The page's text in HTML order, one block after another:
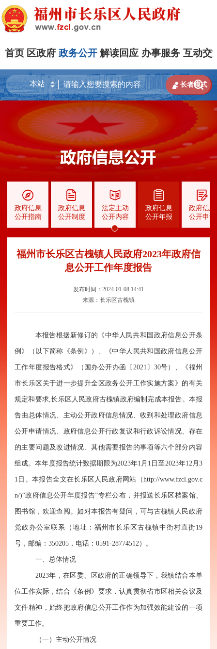
首页 区政府 政务公开 解读回应 办事服务 互动交

 长者模式
政府信息
公开指南
政府信息
公开制度
法定主动
公开内容
政府信息
公开年报
政府信息
公开申请
福州市长乐区古槐镇人民政府2023年政府信
息公开工作年度报告
发布时间：2024-01-08 14:41
来源：长乐区古槐镇
本报告根据新修订的《中华人民共和国政府信息公开条
例》（以下简称《条例》） 、《中华人民共和国政府信息公开
工作年度报告格式》（国办公开办函〔2021〕30号）、 《福州
市长乐区关于进一步提升全区政务公开工作实施方案》的有关
规定和要求,长乐区人民政府古槐镇政府编制完成本报告。本报
告由总体情况、主动公开政府信息情况、收到和处理政府信息
公开申请情况、政府信息公开行政复议和行政诉讼情况、存在
的主要问题及改进情况 、其他需要报告的事项等六个部分内容
组成。本年度报告统计数据期限为2023年1月1日至2023年12月3
1日。本报告全文在长乐区人民政府网站（http://www.fzcl.gov.c
n/)“政府信息公开年度报告”专栏公布，并报送长乐区档案馆、
图书馆，欢迎查阅。如对本报告有疑问， 可与古槐镇人民政府
党政办公室联系（地址：福州市长乐区古槐镇中街村直街19
号，邮编：350205，电话：0591-28774512）。
一、总体情况
2023年，在区委、区政府的正确领导下，我镇结合本单
位工作实际，结合《条例》要求，认真贯彻省市区相关会议及
文件精神，始终把政府信息公开工作作为加强效能建设的一项
重要工作。
（一） 主动公开情况